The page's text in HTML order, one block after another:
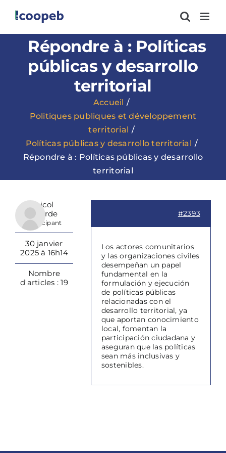
contenu
Répondre à : Políticas
públicas y desarrollo
territorial
Accueil
Politiques publiques et développement
territorial
Políticas públicas y desarrollo territorial
Répondre à : Políticas públicas y desarrollo
territorial
Maicol
Valverde
Participant
30 janvier
2025 à 16h14
Nombre
d'articles : 19
#2393
Los actores comunitarios
y las organizaciones civiles
desempeñan un papel
fundamental en la
formulación y ejecución
de políticas públicas
relacionadas con el
desarrollo territorial, ya
que aportan conocimiento
local, fomentan la
participación ciudadana y
aseguran que las políticas
sean más inclusivas y
sostenibles.